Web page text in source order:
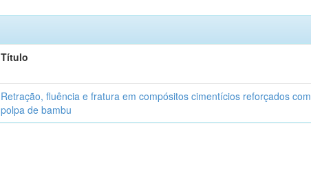
Título
Retração, fluência e fratura em compósitos cimentícios reforçados com
polpa de bambu